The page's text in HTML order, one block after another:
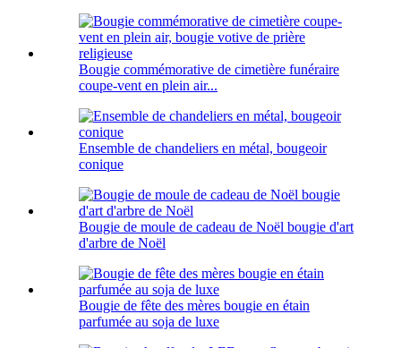
Bougie commémorative de cimetière funéraire
coupe-vent en plein air...
Ensemble de chandeliers en métal, bougeoir
conique
Bougie de moule de cadeau de Noël bougie d'art
d'arbre de Noël
Bougie de fête des mères bougie en étain
parfumée au soja de luxe